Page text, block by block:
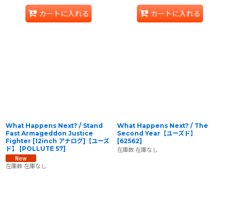
カートに入れる カートに入れる
What Happens Next? / Stand
Fast Armageddon Justice
Fighter [12inch アナログ]【ユーズ
ド】
[POLLUTE 57]
在庫数 在庫なし
What Happens Next? ‎/ The
Second Year【ユーズド】
[62562]
在庫数 在庫なし